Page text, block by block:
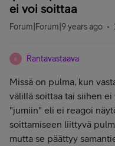
ei voi soittaa
Forum|Forum|9 years ago
R Rantavastaava
Missä on pulma, kun
välillä soittaa tai siihen
"jumiin" eli ei reagoi
soittamiseen liittyvä
mutta se päättyy